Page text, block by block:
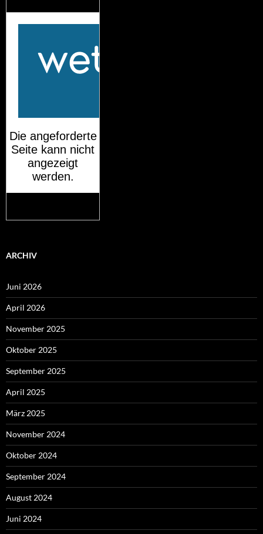
ARCHIV
Juni 2026
April 2026
November 2025
Oktober 2025
September 2025
April 2025
März 2025
November 2024
Oktober 2024
September 2024
August 2024
Juni 2024